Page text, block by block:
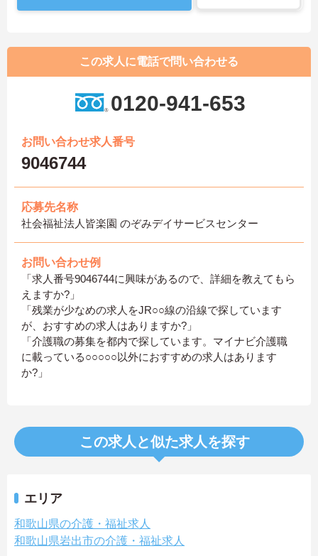
この求人に電話で問い合わせる
0120-941-653
お問い合わせ求人番号
9046744
応募先名称
社会福祉法人皆楽園 のぞみデイサービスセンター
お問い合わせ例
「求人番号9046744に興味があるので、詳細を教えてもら
えますか?」
「残業が少なめの求人をJR○○線の沿線で探しています
が、おすすめの求人はありますか?」
「介護職の募集を都内で探しています。マイナビ介護職
に載っている○○○○○以外におすすめの求人はあります
か?」
この求人と似た求人を探す
エリア
和歌山県の介護・福祉求人
和歌山県岩出市の介護・福祉求人